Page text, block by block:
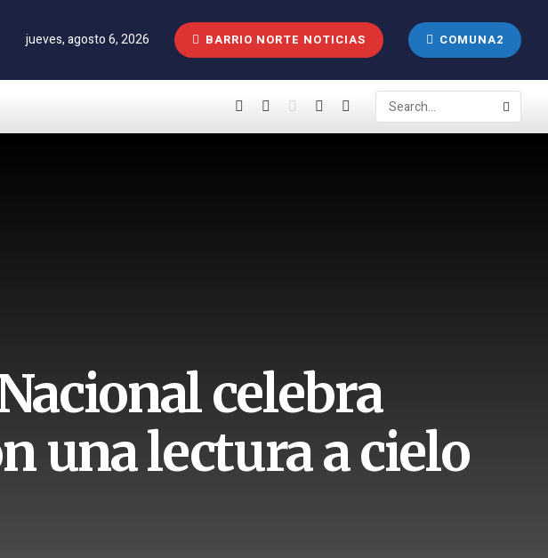
jueves, agosto 6, 2026 BARRIO NORTE NOTICIAS COMUNA2
celebra
una lectura a cielo